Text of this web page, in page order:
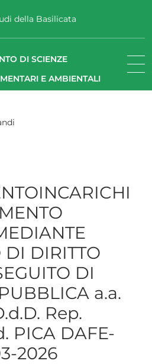
della Basilicata
DI SCIENZE
E AMBIENTALI
DI DIRITTO
DI
a.a.
Rep.
PICA DAFE-
2026